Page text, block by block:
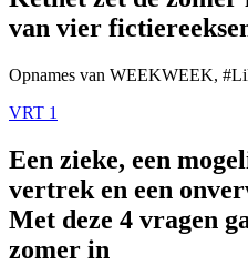
van vier
Opnames van WEEKWEEK,
VRT 1
Een zieke, een
vertrek en een
Met deze 4 vragen
zomer in